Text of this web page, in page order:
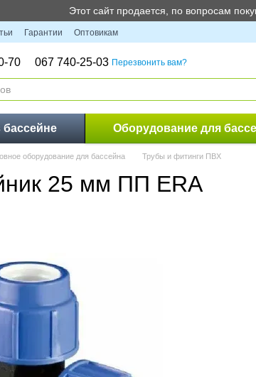
Этот сайт продается, по вопросам
Гарантии Оптовикам
70 067 740-25-03 Перезвонить вам?
бассейне Оборудование для
оборудование для бассейна Трубы и фитинги ПВХ
25 мм ПП ERA